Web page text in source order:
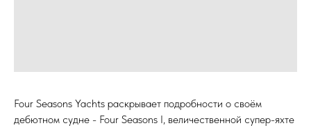
Four Seasons Yachts раскрывает подробности о своём
дебютном судне - Four Seasons I, величественной супер-яхте